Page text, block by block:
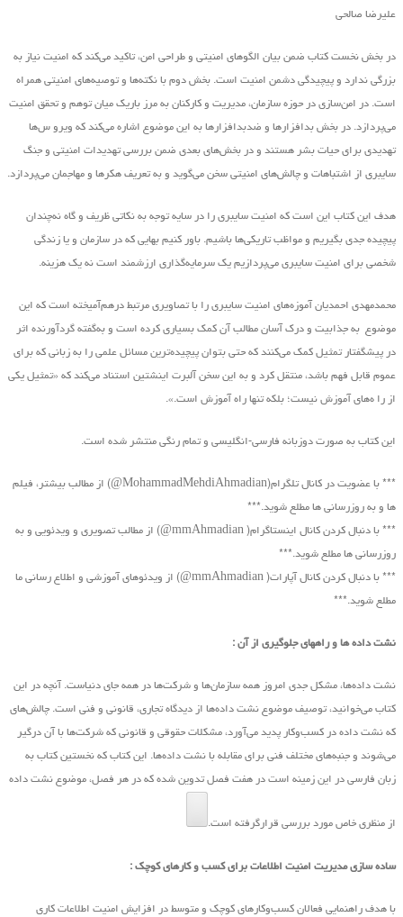
علیرضا صالحی
در بخش نخست کتاب ضمن بیان الگوهای امنیتی و طراحی امن، تاکید می‌کند که امنیت نیاز به
بزرگی ندارد و پیچیدگی دشمن امنیت است. بخش دوم با نکته‌ها و توصیه‌های امنیتی همراه
است. در امن‌سازی در حوزه‌ سازمان، مدیریت و کارکنان به مرز باریک میان توهم و تحقق امنیت
می‌پردازد. در بخش بدافزارها و ضدبدافزارها به این موضوع اشاره می‌کند که ویرو س‌ها
تهدیدی برای حیات بشر هستند و در بخش‌های بعدی ضمن بررسی تهدیدات امنیتی و جنگ
سایبری از اشتباهات و چالش‌های امنیتی سخن می‌گوید و به تعریف هکرها و مهاجمان می‌پردازد.
هدف این کتاب این است که امنیت سایبری را در سایه توجه به نکاتی ظریف و گاه نه‌چندان
پیچیده جدی بگیریم و مواظب تاریکی‌ها باشیم. باور کنیم بهایی که در سازمان و یا زندگی
شخصی برای امنیت سایبری می‌پردازیم یک سرمایه‌گذاری ارزشمند است نه یک هزینه.
محمدمهدی احمدیان آموزه‌های امنیت سایبری را با تصاویری مرتبط درهم‌آمیخته است که این
موضوع به جذابیت و درک آسان مطالب آن کمک بسیاری کرده است و به‌گفته گردآورنده اثر
در پیشگفتار تمثیل کمک می‌کنند که حتی بتوان پیچیده‌ترین مسائل علمی را به زبانی که برای
عموم قابل فهم باشد، منتقل کرد و به این سخن آلبرت اینشتین استناد می‌کند که «تمثیل یکی
از را ه‌های آموزش نیست؛ بلکه تنها راه آموزش است.».
این کتاب به صورت دوزبانه فارسی-انگلیسی و تمام رنگی منتشر شده است.
*** با عضویت در کانال تلگرام(MohammadMehdiAhmadian@) از مطالب بیشتر، فیلم
ها و به روزرسانی ها مطلع شوید.***
*** با دنبال کردن کانال اینستاگرام( mmAhmadian@) از مطالب تصویری و ویدئویی و به
روزرسانی ها مطلع شوید.***
*** با دنبال کردن کانال آپارات( mmAhmadian@) از ویدئوهای آموزشی و اطلاع رسانی ما
مطلع شوید.***
نشت داده ها و راههای جلوگیری از آن :
نشت داده‌ها، مشکل جدی امروز همه سازمان‌ها و شرکت‌ها در همه جای دنیاست. آنچه در این
کتاب ‌می‌خوانید، توصیف موضوع نشت داده‌ها از دیدگاه تجاری، قانونی و فنی است. چالش‌های
که نشت داده در کسب‌و‌کار پدید ‌می‌آورد، مشکلات حقوقی و قانونی که شرکت‌ها با آن درگیر
‌می‌شوند و جنبه‌های مختلف فنی برای مقابله با نشت داده‌ها. این کتاب که نخستین کتاب به
زبان فارسی در این زمینه است در هفت فصل تدوین شده که در هر فصل، موضوع نشت داده
از منظری خاص مورد بررسی قرارگرفته است.
ساده سازی مدیریت امنیت اطلاعات برای کسب و کارهای کوچک :
با هدف راهنمایی فعالان کسب‌وکارهای کوچک و متوسط در افزایش امنیت اطلاعات کاری